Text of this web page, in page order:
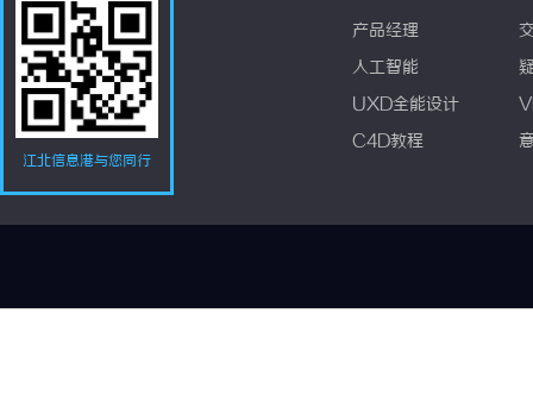
江北信息港与您同行
产品经理
人工智能
UXD全能设计
C4D教程